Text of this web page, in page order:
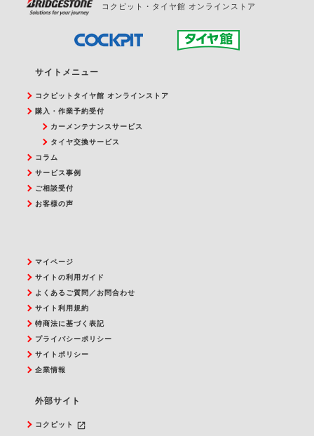
コクピット・タイヤ館 オンラインストア
サイトメニュー
コクピットタイヤ館 オンラインストア
購入・作業予約受付
カーメンテナンスサービス
タイヤ交換サービス
コラム
サービス事例
ご相談受付
お客様の声
マイページ
サイトの利用ガイド
よくあるご質問／お問合わせ
サイト利用規約
特商法に基づく表記
プライバシーポリシー
サイトポリシー
企業情報
外部サイト
コクピット
launch